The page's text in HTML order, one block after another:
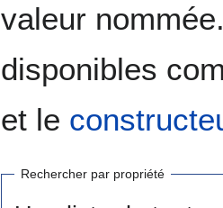
valeur
disponibles
et le
Rechercher par propriété